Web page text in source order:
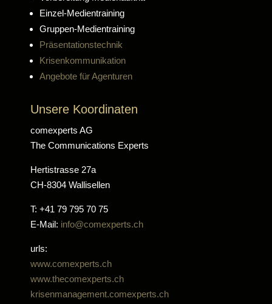
Einzel-Medientraining
Gruppen-Medientraining
Präsentationstechnik
Krisenkommunikation
Angebote für Agenturen
Unsere Koordinaten
comexperts AG
The Communications Experts
Hertistrasse 27a
CH-8304 Wallisellen
T: +41 79 795 70 75
E-Mail: info@comexperts.ch
urls:
www.comexperts.ch
www.thecomexperts.ch
krisenmanagement.comexperts.ch